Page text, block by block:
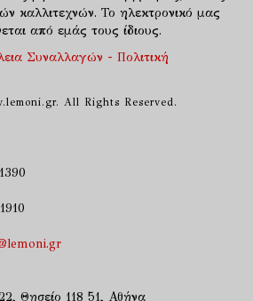
καλλιτεχνών. Το ηλεκτρονικό μας
από εμάς τους ίδιους.
Συναλλαγών - Πολιτική
All Rights Reserved.
Θησείο 118 51, Αθήνα